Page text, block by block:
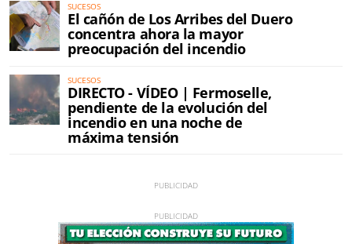
SUCESOS
El cañón de Los Arribes del Duero
concentra ahora la mayor
preocupación del incendio
SUCESOS
DIRECTO - VÍDEO | Fermoselle,
pendiente de la evolución del
incendio en una noche de
máxima tensión